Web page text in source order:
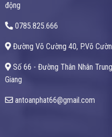
động
0785.825.666
Đường Võ Cường 40, P.Võ
Số 66 - Đường Thân Nhân
Giang
antoanphat66@gmail.com